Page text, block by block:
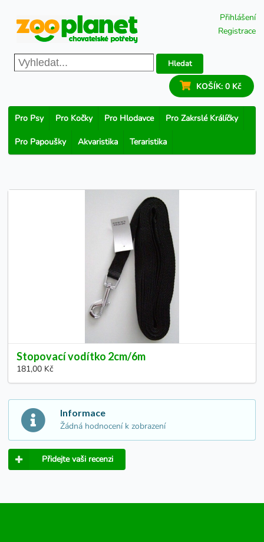
Přihlášení
Registrace
Hledat
KOŠÍK: 0 Kč
Pro Psy Pro Kočky Pro Hlodavce Pro Zakrslé Králíčky
Pro Papoušky Akvaristika Teraristika
Stopovací vodítko 2cm/6m
181,00 Kč
Informace
Žádná hodnocení k zobrazení
Přidejte vaši recenzi